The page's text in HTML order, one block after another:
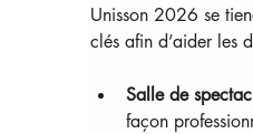
Unisson 2026 se
clés afin d’aider les
Salle de
façon